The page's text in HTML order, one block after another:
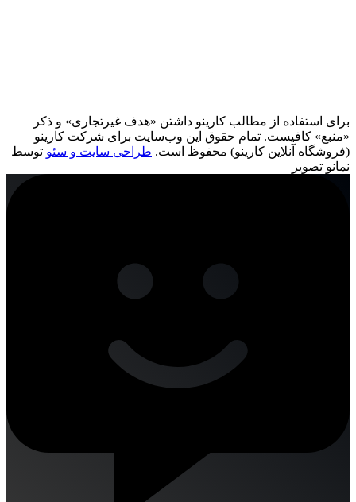
برای استفاده از مطالب کارینو داشتن «هدف غیرتجاری» و ذکر
«منبع» کافیست. تمام حقوق اين وب‌سايت برای شرکت کارینو
(فروشگاه آنلاین کارینو) محفوظ است. طراحی سایت و سئو توسط
نمانو تصویر